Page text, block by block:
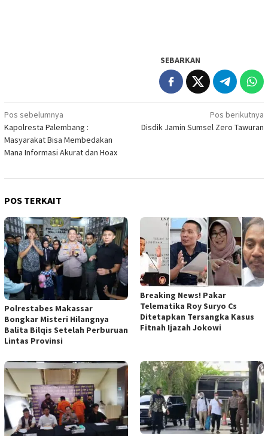
SEBARKAN
Navigasi
pos
Pos sebelumnya
Kapolresta Palembang :
Masyarakat Bisa Membedakan
Mana Informasi Akurat dan Hoax
Pos berikutnya
Disdik Jamin Sumsel Zero Tawuran
POS TERKAIT
Polrestabes Makassar
Bongkar Misteri Hilangnya
Balita Bilqis Setelah Perburuan
Lintas Provinsi
Breaking News! Pakar
Telematika Roy Suryo Cs
Ditetapkan Tersangka Kasus
Fitnah Ijazah Jokowi